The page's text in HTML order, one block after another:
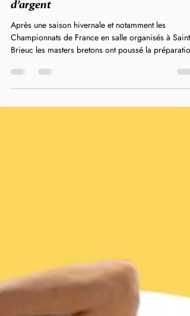
salle : Naciri et Bouffaut médaillés
d’argent
Après une saison hivernale et notamment les
Championnats de France en salle organisés à Saint
Brieuc les masters bretons ont poussé la préparation
l’athlétisme masters en salle. Les championnats
d’Europe masters en salle se déroulaient du 27 mars